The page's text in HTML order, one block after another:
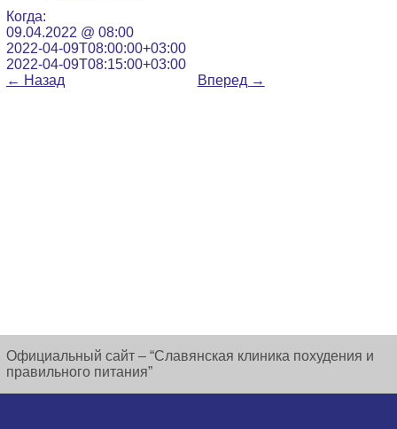
Когда:
09.04.2022 @ 08:00
2022-04-09T08:00:00+03:00
2022-04-09T08:15:00+03:00
← Назад Вперед →
Официальный сайт – “Славянская клиника похудения и
правильного питания”